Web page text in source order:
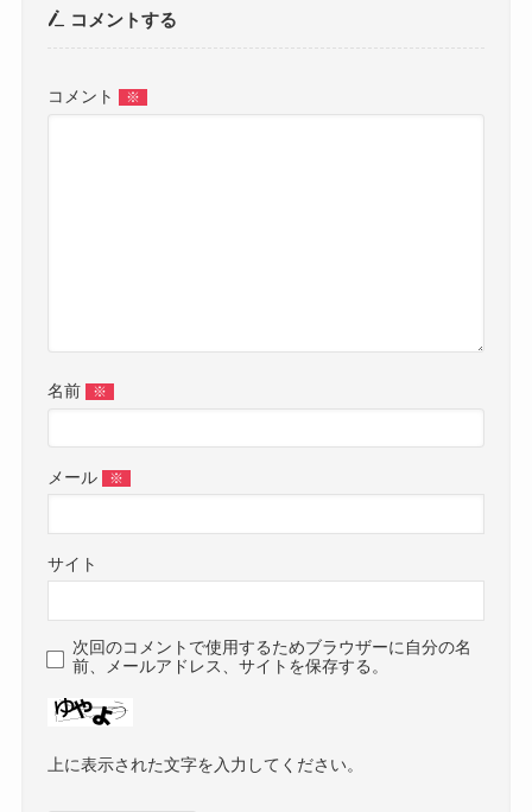
コメントする
コメント ※
名前 ※
メール ※
サイト
次回のコメントで使用するためブラウザーに自分の名
前、メールアドレス、サイトを保存する。
上に表示された文字を入力してください。